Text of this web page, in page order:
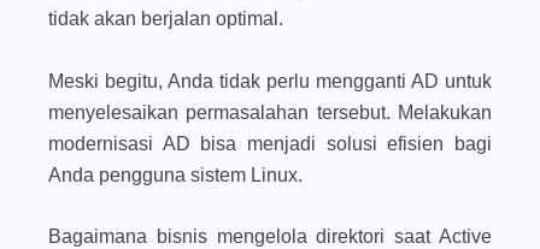
tidak akan berjalan optimal.
Meski begitu, Anda tidak perlu mengganti AD untuk
menyelesaikan permasalahan tersebut. Melakukan
modernisasi AD bisa menjadi solusi efisien bagi
Anda pengguna sistem Linux.
Bagaimana bisnis mengelola direktori saat Active